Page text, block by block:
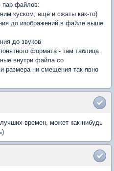
пар файлов:
куском, ещё и сжаты как-то)
до изображений в файле выше
до звуков
формата - там таблица
внутри файла со
размера ни смещения так явно
времен, может как-нибудь